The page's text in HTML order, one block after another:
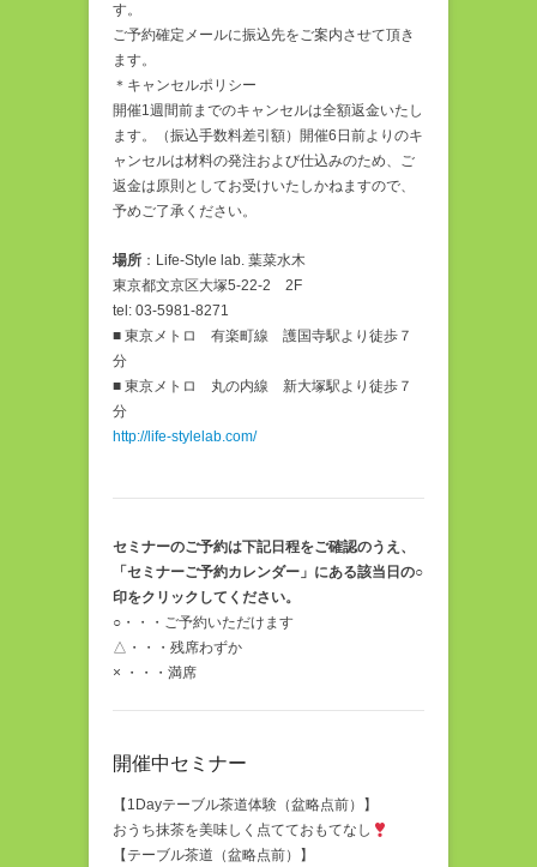
す。
ご予約確定メールに振込先をご案内させて頂き
ます。
＊キャンセルポリシー
開催1週間前までのキャンセルは全額返金いたし
ます。（振込手数料差引額）開催6日前よりのキ
ャンセルは材料の発注および仕込みのため、ご
返金は原則としてお受けいたしかねますので、
予めご了承ください。
場所 ：Life-Style lab. 葉菜水木
東京都文京区大塚5-22-2 2F
tel: 03-5981-8271
■ 東京メトロ 有楽町線 護国寺駅より徒歩７
分
■ 東京メトロ 丸の内線 新大塚駅より徒歩７
分
http://life-stylelab.com/
セミナーのご予約は下記日程をご確認のうえ、
「セミナーご予約カレンダー」にある該当日の○
印をクリックしてください。
○・・・ご予約いただけます
△・・・残席わずか
× ・・・満席
開催中セミナー
【1Dayテーブル茶道体験（盆略点前）】
おうち抹茶を美味しく点てておもてなし
【テーブル茶道（盆略点前）】